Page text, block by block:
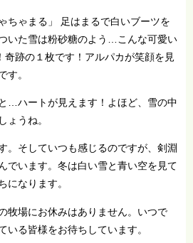
ちゃまる」 足はまるで白いブーツを
いた雪は粉砂糖のよう…こんな可愛い
奇跡の１枚です！アルパカが笑顔を見
す。
…ハートが見えます！よほど、雪の中
ょうね。
。そしていつも感じるのですが、剣淵
でいます。冬は白い雪と青い空を見て
になります。
牧場にお休みはありません。いつで
いる皆様をお待ちしています。